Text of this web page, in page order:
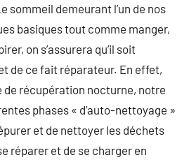
sommeil demeurant l’un de nos
basiques tout comme manger,
on s’assurera qu’il soit
de ce fait réparateur. En effet,
récupération nocturne, notre
phases « d’auto-nettoyage »
et de nettoyer les déchets
réparer et de se charger en